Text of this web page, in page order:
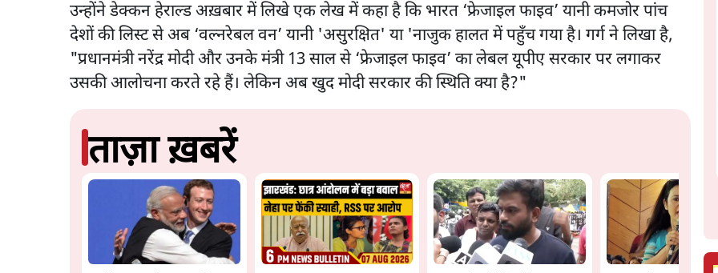
उन्होंने डेक्कन हेराल्ड अख़बार में लिखे एक लेख में कहा है कि भारत ‘फ्रेजाइल फाइव’ यानी कमजोर पांच
देशों की लिस्ट से अब ‘वल्नरेबल वन’ यानी 'असुरक्षित' या 'नाजुक हालत में पहुँच गया है। गर्ग ने लिखा है,
"प्रधानमंत्री नरेंद्र मोदी और उनके मंत्री 13 साल से ‘फ्रेजाइल फाइव’ का लेबल यूपीए सरकार पर लगाकर
उसकी आलोचना करते रहे हैं। लेकिन अब खुद मोदी सरकार की स्थिति क्या है?"
ताज़ा ख़बरें